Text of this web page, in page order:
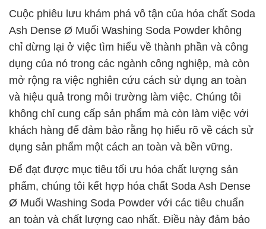
Cuộc phiêu lưu khám phá vô tận của hóa chất Soda
Ash Dense Ø Muối Washing Soda Powder không
chỉ dừng lại ở việc tìm hiểu về thành phần và công
dụng của nó trong các ngành công nghiệp, mà còn
mở rộng ra việc nghiên cứu cách sử dụng an toàn
và hiệu quả trong môi trường làm việc. Chúng tôi
không chỉ cung cấp sản phẩm mà còn làm việc với
khách hàng để đảm bảo rằng họ hiểu rõ về cách sử
dụng sản phẩm một cách an toàn và bền vững.
Để đạt được mục tiêu tối ưu hóa chất lượng sản
phẩm, chúng tôi kết hợp hóa chất Soda Ash Dense
Ø Muối Washing Soda Powder với các tiêu chuẩn
an toàn và chất lượng cao nhất. Điều này đảm bảo